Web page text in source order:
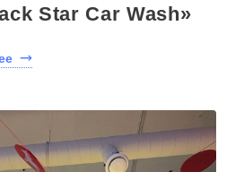
Star Car Wash»